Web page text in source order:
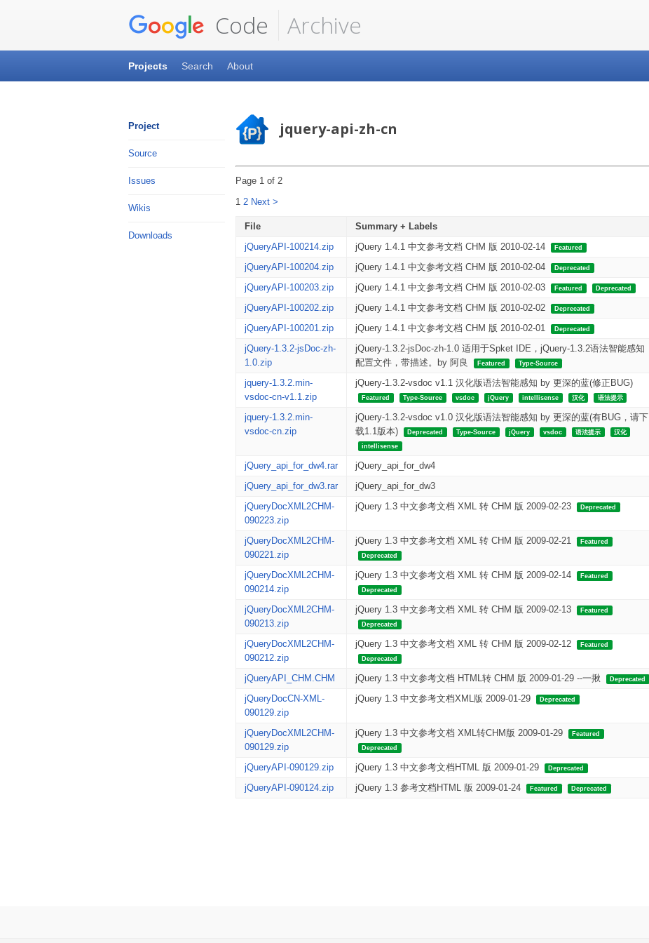
Code Archive
Projects Search About
Project
Source
Issues
Wikis
Downloads
jquery-api-zh-cn
Page 1 of 2
1 2 Next >
File Summary + Labels
jQueryAPI-100214.zip
jQuery 1.4.1 中文参考文档 CHM 版 2010-02-14 Featured
jQueryAPI-100204.zip
jQuery 1.4.1 中文参考文档 CHM 版 2010-02-04 Deprecated
jQueryAPI-100203.zip
jQuery 1.4.1 中文参考文档 CHM 版 2010-02-03 Featured Deprecated
jQueryAPI-100202.zip
jQuery 1.4.1 中文参考文档 CHM 版 2010-02-02 Deprecated
jQueryAPI-100201.zip
jQuery 1.4.1 中文参考文档 CHM 版 2010-02-01 Deprecated
jQuery-1.3.2-jsDoc-zh-
1.0.zip
jQuery-1.3.2-jsDoc-zh-1.0 适用于Spket IDE，jQuery-1.3.2语法智能感知
配置文件，带描述。by 阿良
Featured Type-Source
jquery-1.3.2.min-
vsdoc-cn-v1.1.zip
jQuery-1.3.2-vsdoc v1.1 汉化版语法智能感知 by 更深的蓝(修正BUG)
Featured Type-Source vsdoc jQuery intellisense 汉化 语法提示
jquery-1.3.2.min-
vsdoc-cn.zip
jQuery-1.3.2-vsdoc v1.0 汉化版语法智能感知 by 更深的蓝(有BUG，请下
载1.1版本)
Deprecated Type-Source jQuery vsdoc 语法提示
汉化
intellisense
jQuery_api_for_dw4.rar jQuery_api_for_dw4
jQuery_api_for_dw3.rar
jQuery_api_for_dw3
jQueryDocXML2CHM-
090223.zip
jQuery 1.3 中文参考文档 XML 转 CHM 版 2009-02-23 Deprecated
jQueryDocXML2CHM-
090221.zip
jQuery 1.3 中文参考文档 XML 转 CHM 版 2009-02-21
Featured
Deprecated
jQueryDocXML2CHM-
090214.zip
jQuery 1.3 中文参考文档 XML 转 CHM 版 2009-02-14
Featured
Deprecated
jQueryDocXML2CHM-
090213.zip
jQuery 1.3 中文参考文档 XML 转 CHM 版 2009-02-13
Featured
Deprecated
jQueryDocXML2CHM-
090212.zip
jQuery 1.3 中文参考文档 XML 转 CHM 版 2009-02-12
Featured
Deprecated
jQueryAPI_CHM.CHM jQuery 1.3 中文参考文档 HTML转 CHM 版 2009-01-29 --一揪 Deprecated
jQueryDocCN-XML-
090129.zip
jQuery 1.3 中文参考文档XML版 2009-01-29 Deprecated
jQueryDocXML2CHM-
090129.zip
jQuery 1.3 中文参考文档 XML转CHM版 2009-01-29
Featured
Deprecated
jQueryAPI-090129.zip jQuery 1.3 中文参考文档HTML 版 2009-01-29 Deprecated
jQueryAPI-090124.zip
jQuery 1.3 参考文档HTML 版 2009-01-24 Featured Deprecated